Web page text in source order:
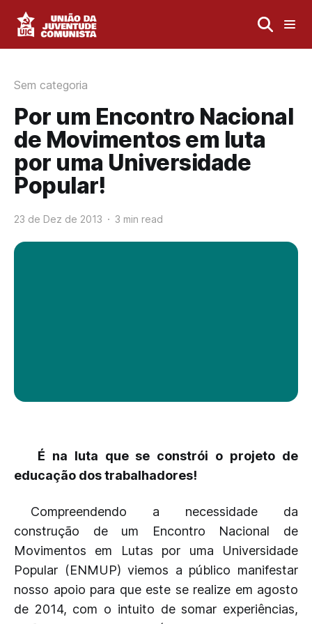
Sem categoria
Por um Encontro Nacional
de Movimentos em luta
por uma Universidade
Popular!
23 de Dez de 2013 3 min read
É na luta que se constrói o projeto de
educação dos trabalhadores!
Compreendendo a necessidade da
construção de um Encontro Nacional de
Movimentos em Lutas por uma Universidade
Popular (ENMUP) viemos a público manifestar
nosso apoio para que este se realize em agosto
de 2014, com o intuito de somar experiências,